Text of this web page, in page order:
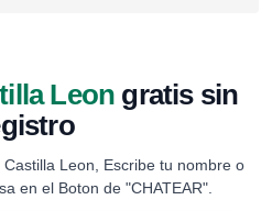
Leon gratis sin
Leon, Escribe tu nombre o
en el Boton de "CHATEAR".